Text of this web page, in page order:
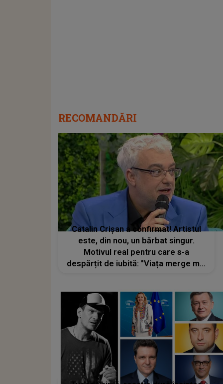
RECOMANDĂRI
Catalin Crișan a confirmat! Artistul
este, din nou, un bărbat singur.
Motivul real pentru care s-a
despărțit de iubită: "Viața merge mai